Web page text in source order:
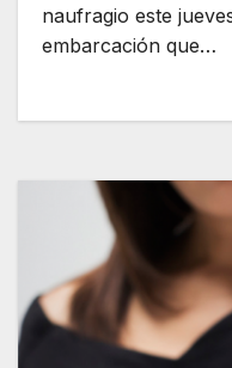
naufragio este
embarcación que…